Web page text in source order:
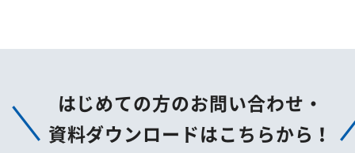
はじめての方のお問い合わせ・
資料ダウンロードはこちらから！